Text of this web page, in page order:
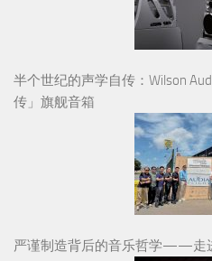
半个世纪的声学自传：Wilson
传」旗舰音箱
严谨制造背后的音乐哲学——走